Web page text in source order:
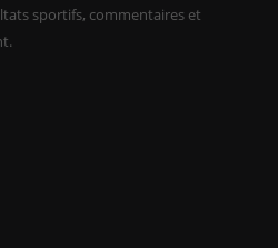
sportifs, commentaires et